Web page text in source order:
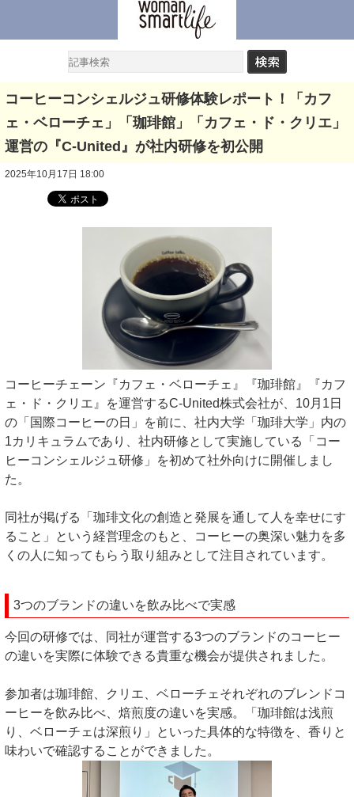
コーヒーコンシェルジュ研修体験レポート！「カフ
ェ・ベローチェ」「珈琲館」「カフェ・ド・クリエ」
運営の『C-United』が社内研修を初公開
2025年10月17日 18:00
コーヒーチェーン『カフェ・ベローチェ』『珈琲館』『カフ
ェ・ド・クリエ』を運営するC-United株式会社が、10月1日
の「国際コーヒーの日」を前に、社内大学「珈琲大学」内の
1カリキュラムであり、社内研修として実施している「コー
ヒーコンシェルジュ研修」を初めて社外向けに開催しまし
た。
同社が掲げる「珈琲文化の創造と発展を通して人を幸せにす
ること」という経営理念のもと、コーヒーの奥深い魅力を多
くの人に知ってもらう取り組みとして注目されています。
3つのブランドの違いを飲み比べで実感
今回の研修では、同社が運営する3つのブランドのコーヒー
の違いを実際に体験できる貴重な機会が提供されました。
参加者は珈琲館、クリエ、ベローチェそれぞれのブレンドコ
ーヒーを飲み比べ、焙煎度の違いを実感。「珈琲館は浅煎
り、ベローチェは深煎り」といった具体的な特徴を、香りと
味わいで確認することができました。